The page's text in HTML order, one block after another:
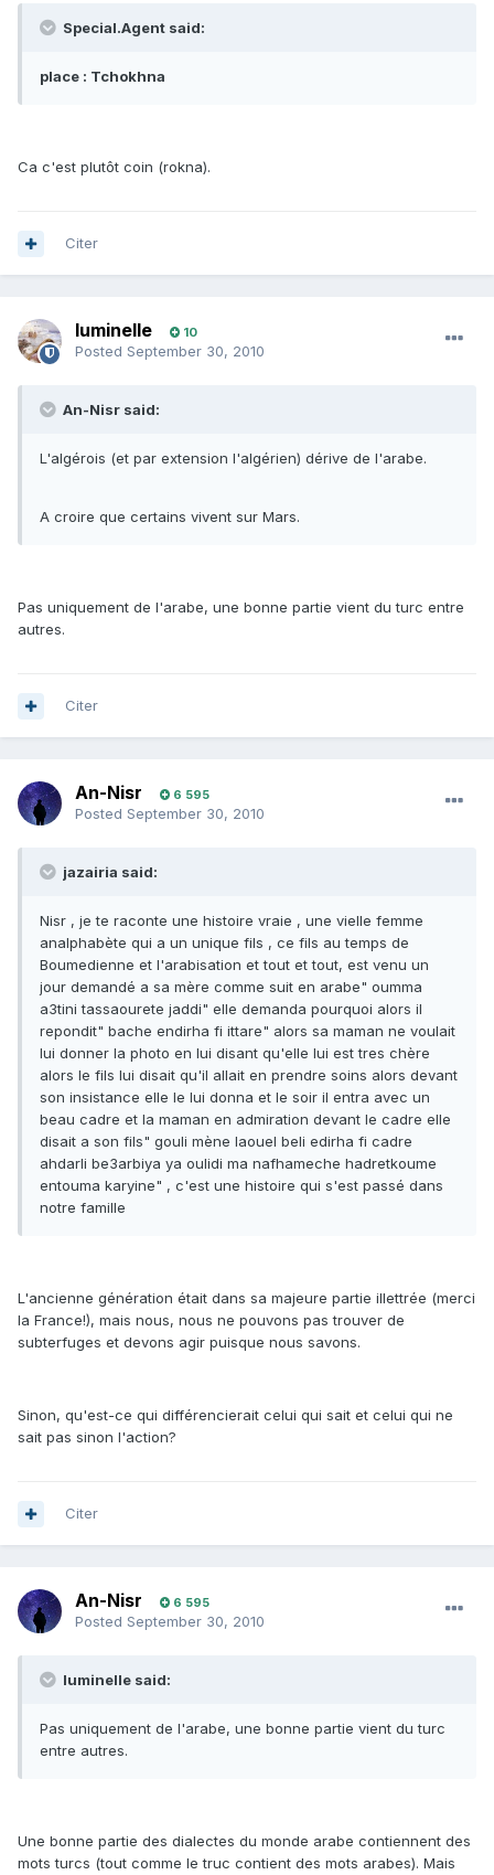
Special.Agent said:
place : Tchokhna
Ca c'est plutôt coin (rokna).
Citer
luminelle 10
Posted September 30, 2010
An-Nisr said:
L'algérois (et par extension l'algérien) dérive de l'arabe.
A croire que certains vivent sur Mars.
Pas uniquement de l'arabe, une bonne partie vient du turc entre
autres.
Citer
An-Nisr 6 595
Posted September 30, 2010
jazairia said:
Nisr , je te raconte une histoire vraie , une vielle femme
analphabète qui a un unique fils , ce fils au temps de
Boumedienne et l'arabisation et tout et tout, est venu un
jour demandé a sa mère comme suit en arabe" oumma
a3tini tassaourete jaddi" elle demanda pourquoi alors il
repondit" bache endirha fi ittare" alors sa maman ne voulait
lui donner la photo en lui disant qu'elle lui est tres chère
alors le fils lui disait qu'il allait en prendre soins alors devant
son insistance elle le lui donna et le soir il entra avec un
beau cadre et la maman en admiration devant le cadre elle
disait a son fils" gouli mène laouel beli edirha fi cadre
ahdarli be3arbiya ya oulidi ma nafhameche hadretkoume
entouma karyine" , c'est une histoire qui s'est passé dans
notre famille
L'ancienne génération était dans sa majeure partie illettrée (merci
la France!), mais nous, nous ne pouvons pas trouver de
subterfuges et devons agir puisque nous savons.
Sinon, qu'est-ce qui différencierait celui qui sait et celui qui ne
sait pas sinon l'action?
Citer
An-Nisr 6 595
Posted September 30, 2010
luminelle said:
Pas uniquement de l'arabe, une bonne partie vient du turc
entre autres.
Une bonne partie des dialectes du monde arabe contiennent des
mots turcs (tout comme le truc contient des mots arabes). Mais